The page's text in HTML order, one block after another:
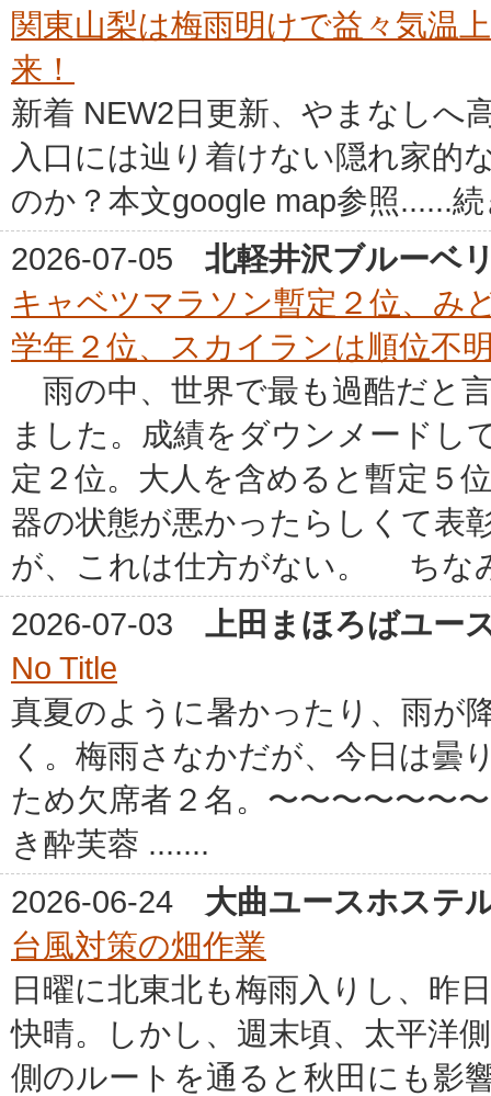
関東山梨は梅雨明けで益々気温
来！
新着 NEW2日更新、やまなしへ
入口には辿り着けない隠れ家的
のか？本文google map参照......
2026-07-05 北軽井沢ブルーベ
キャベツマラソン暫定２位、み
学年２位、スカイランは順位不
雨の中、世界で最も過酷だと
ました。成績をダウンメードし
定２位。大人を含めると暫定５
器の状態が悪かったらしくて表
が、これは仕方がない。 ちな
2026-07-03 上田まほろばユー
No Title
真夏のように暑かったり、雨が
く。梅雨さなかだが、今日は曇
ため欠席者２名。〜〜〜〜〜〜
き酔芙蓉 .......
2026-06-24 大曲ユースホステ
台風対策の畑作業
日曜に北東北も梅雨入りし、昨
快晴。しかし、週末頃、太平洋
側のルートを通ると秋田にも影